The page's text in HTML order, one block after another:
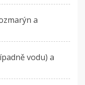
a
vodu) a